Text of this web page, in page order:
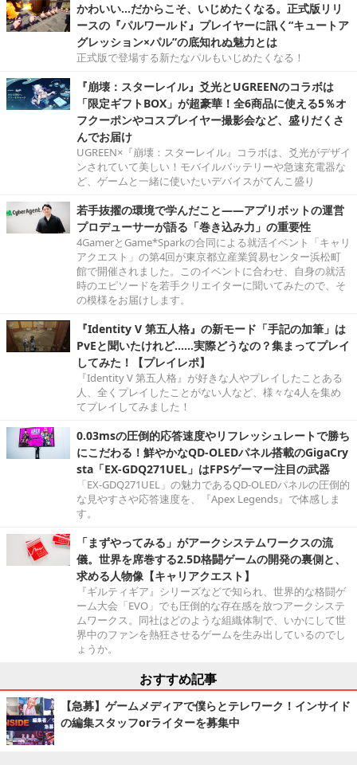
かわいい…だからこそ、いじめたくなる。正式版リリ
ースの『パルワールド』プレイヤーに訊く“キュートア
グレッション×パル”の底知れぬ魅力とは
正式版で登場する新たなパルもいじめたくなる！
『崩壊：スターレイル』爻光とUGREENのコラボは
「限定ギフトBOX」が超豪華！全6商品に使える5％オ
フクーポンやコスプレイヤー撮影会など、盛りだくさ
んでお届け
UGREEN×『崩壊：スターレイル』コラボは、爻光がデザイ
ンされていて美しい！モバイルバッテリーや急速充電器な
ど、ゲームと一緒に使いたいデバイスがてんこ盛り
若手抜擢の環境で学んだこと――アプリボットの運営
プロデューサーが語る「巻き込み力」の重要性
4GamerとGame*Sparkの合同による就活イベント「キャリ
アクエスト」の第4回が東京都立産業貿易センター浜松町
館で開催されました。このイベントに合わせ、自身の就活
時のエピソードを若手クリエイターに聞いてみたので、そ
の模様をお届けします。
『Identity V 第五人格』の新モード「手記の加筆」は
PvEと聞いたけれど……実際どうなの？集まってプレイ
してみた！【プレイレポ】
『Identity V 第五人格』が好きな人やプレイしたことある
人、全くプレイしたことがない人など、様々な4人を集め
てプレイしてみました！
0.03msの圧倒的応答速度やリフレッシュレートで勝ち
にこだわる！鮮やかなQD-OLEDパネル搭載のGigaCry
sta「EX-GDQ271UEL」はFPSゲーマー注目の武器
「EX-GDQ271UEL」の魅力であるQD-OLEDパネルの圧倒的
な見やすさや応答速度を、『Apex Legends』で体感しま
す。
「まずやってみる」がアークシステムワークスの流
儀。世界を席巻する2.5D格闘ゲームの開発の裏側と、
求める人物像【キャリアクエスト】
『ギルティギア』シリーズなどで知られ、世界的な格闘ゲ
ーム大会「EVO」でも圧倒的な存在感を放つアークシステ
ムワークス。同社はどのような組織体制で、いかにして世
界中のファンを熱狂させるゲームを生み出しているのでし
ょうか。
おすすめ記事
【急募】ゲームメディアで僕らとテレワーク！インサイド
の編集スタッフorライターを募集中